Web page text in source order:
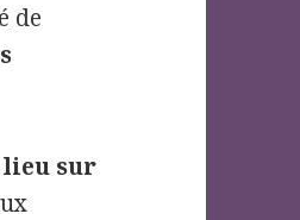
de
sur